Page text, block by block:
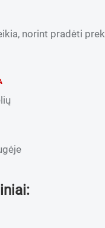
norint pradėti